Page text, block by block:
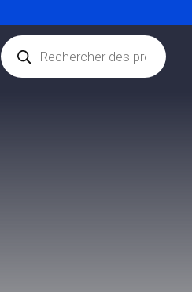
Recherche
de
produits